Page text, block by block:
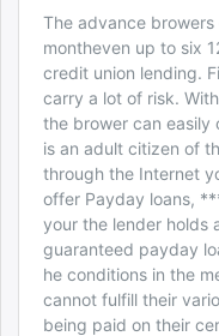
The advance
montheven up to six
credit union lending.
carry a lot of risk.
the brower can easily
is an adult citizen of
through the Internet
offer Payday loans,
your the lender holds
guaranteed payday
he conditions in the
cannot fulfill their
being paid on their